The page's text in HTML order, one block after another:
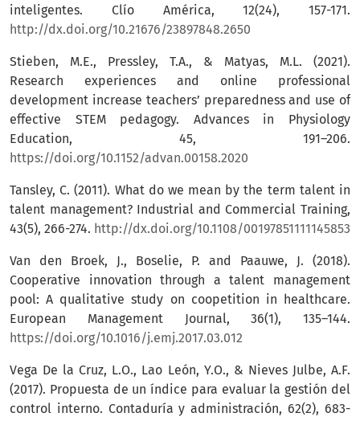
inteligentes. Clío América, 12(24), 157-171.
http://dx.doi.org/10.21676/23897848.2650
Stieben, M.E., Pressley, T.A., & Matyas, M.L. (2021).
Research experiences and online professional
development increase teachers’ preparedness and use of
effective STEM pedagogy. Advances in Physiology
Education, 45, 191–206.
https://doi.org/10.1152/advan.00158.2020
Tansley, C. (2011). What do we mean by the term talent in
talent management? Industrial and Commercial Training,
43(5), 266-274. http://dx.doi.org/10.1108/00197851111145853
Van den Broek, J., Boselie, P. and Paauwe, J. (2018).
Cooperative innovation through a talent management
pool: A qualitative study on coopetition in healthcare.
European Management Journal, 36(1), 135–144.
https://doi.org/10.1016/j.emj.2017.03.012
Vega De la Cruz, L.O., Lao León, Y.O., & Nieves Julbe, A.F.
(2017). Propuesta de un índice para evaluar la gestión del
control interno. Contaduría y administración, 62(2), 683-